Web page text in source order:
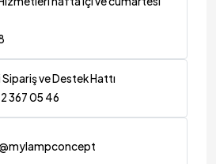
Sipariş ve Destek Hattı
367 05 46